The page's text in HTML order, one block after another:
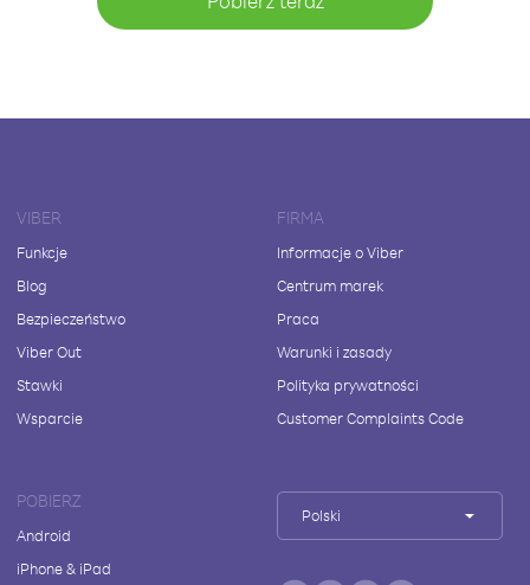
VIBER
Funkcje
Blog
Bezpieczeństwo
Viber Out
Stawki
Wsparcie
FIRMA
Informacje o Viber
Centrum marek
Praca
Warunki i zasady
Polityka prywatności
Customer Complaints Code
POBIERZ
Android
iPhone & iPad
Polski